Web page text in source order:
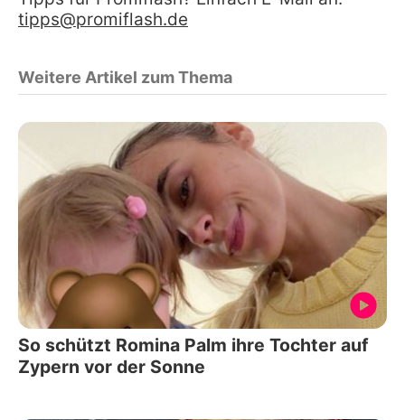
tipps@promiflash.de
Weitere Artikel zum Thema
So schützt Romina Palm ihre Tochter auf
Zypern vor der Sonne